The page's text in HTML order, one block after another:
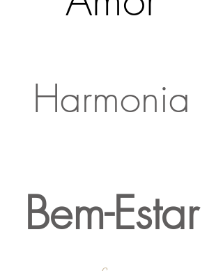
Amor
Gratidão
Harmonia
Respeito
Bem-Estar